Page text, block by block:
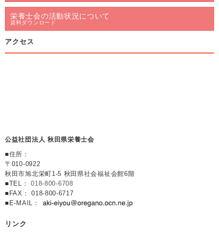
栄養士会の活動状況について
資料ダウンロード
アクセス
公益社団法人 秋田県栄養士会
■住所：
〒010-0922
秋田市旭北栄町1-5 秋田県社会福祉会館6階
■TEL：018-800-6708
■FAX： 018-800-6717
■E-MAIL：
リンク